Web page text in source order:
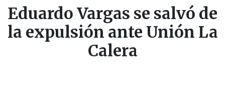
Eduardo Vargas se salvó de
la expulsión ante Unión La
Calera